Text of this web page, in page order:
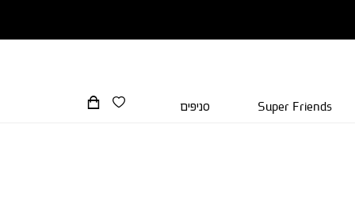
Super Friends סניפים